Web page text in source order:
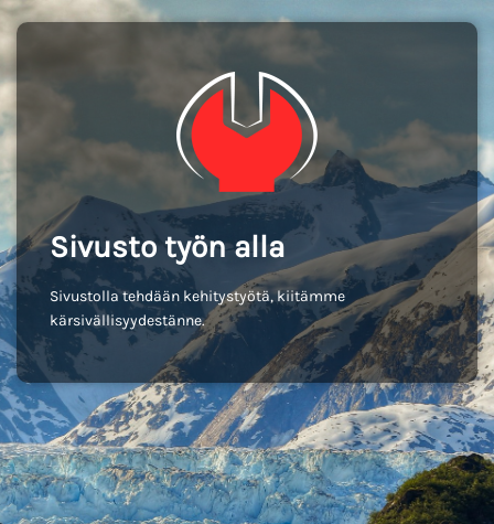
Sivusto työn alla
Sivustolla tehdään kehitystyötä, kiitämme
kärsivällisyydestänne.